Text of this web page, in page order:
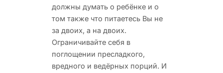
должны думать о ребёнке и о
том также что питаетесь Вы не
за двоих, а на двоих.
Ограничивайте себя в
поглощении пресладкого,
вредного и ведёрных порций. И